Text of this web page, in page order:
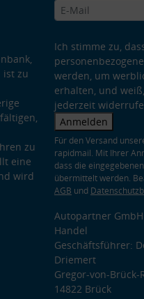
ist zu
zu
eine
wird
Ich stimme zu,
werden, um
erhalten, und
jederzeit
Anmelden
Für den Versand
rapidmail. Mit Ihrer
dass die
übermittelt werden.
AGB und
Autopartner
Handel
Geschäftsführer:
Driemert
Gregor-von-Brück-
14822 Brück